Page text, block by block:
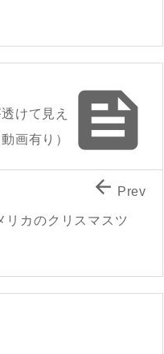

けて見え
画有り）
リカのクリスマスツ
 Prev